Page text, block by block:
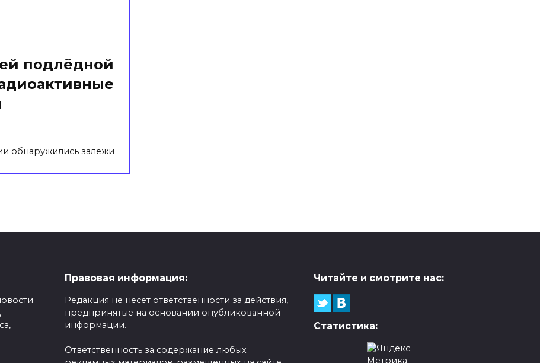
подлёдной
обнаружились залежи
Правовая информация:
Редакция не несет ответственности за действия,
предпринятые на основании опубликованной
информации.
Ответственность за содержание любых
Читайте и смотрите нас:
Статистика: